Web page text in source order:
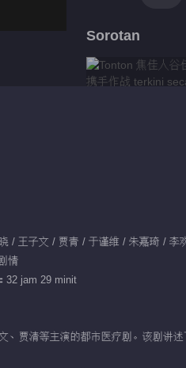
Sorotan
/ 王子文 / 贾青 / 于谨维 / 朱嘉琦 / 李
情
32 jam 29 minit
贾清等主演的都市医疗剧。该剧讲